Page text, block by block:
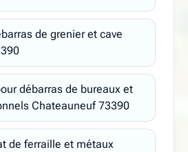
de grenier et cave
débarras de bureaux et
Chateauneuf 73390
de ferraille et métaux